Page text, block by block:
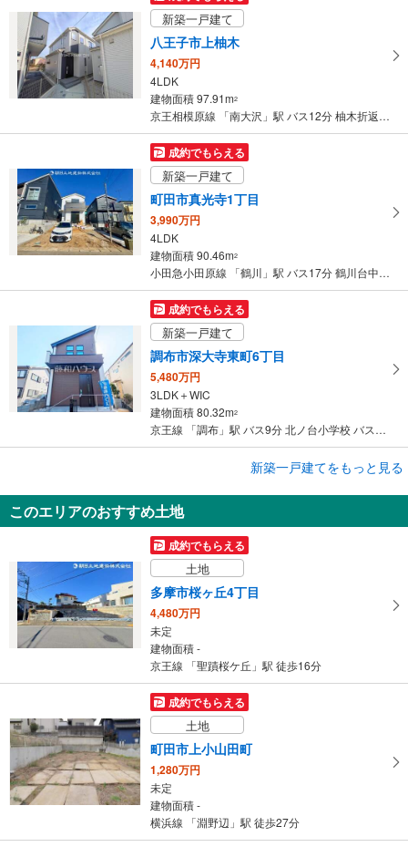
新築一戸建て
八王子市上柚木
4,140万円
4LDK
建物面積 97.91m2
京王相模原線 「南大沢」駅 バス12分 柚木折返場 バス停下車 徒歩6分
成約でもらえる
新築一戸建て
町田市真光寺1丁目
3,990万円
4LDK
建物面積 90.46m2
小田急小田原線 「鶴川」駅 バス17分 鶴川台中央 バス停下車 徒歩3分
成約でもらえる
新築一戸建て
調布市深大寺東町6丁目
5,480万円
3LDK＋WIC
建物面積 80.32m2
京王線 「調布」駅 バス9分 北ノ台小学校 バス停下車 徒歩7分
町田市相原町
4,580万円
4SLDK
建物面積 101.02m
京王相模原線 「橋本」駅 徒歩17分
新築一戸建てをもっと見る
このエリアのおすすめ土地
成約でもらえる
土地
多摩市桜ヶ丘4丁目
4,480万円
未定
建物面積 -
京王線 「聖蹟桜ケ丘」駅 徒歩16分
成約でもらえる
土地
町田市上小山田町
1,280万円
未定
建物面積 -
横浜線 「淵野辺」駅 徒歩27分